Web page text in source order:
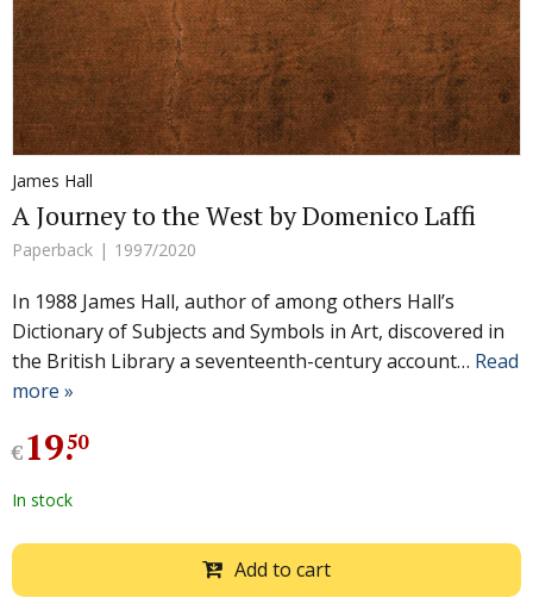
James Hall
A Journey to the West by Domenico Laffi
Paperback 1997/2020
In 1988 James Hall, author of among others Hall’s
Dictionary of Subjects and Symbols in Art, discovered in
the British Library a seventeenth-century account… Read
more »
€19.
50
In stock
Add to cart